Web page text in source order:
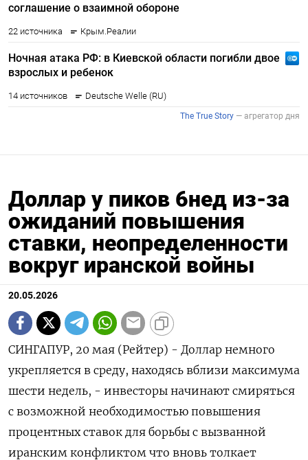
Доллар у пиков 6нед из-за
ожиданий повышения
ставки, неопределенности
вокруг иранской войны
20.05.2026
СИНГАПУР, 20 мая (Рейтер) - Доллар немного
укрепляется в среду, находясь вблизи максимума
шести недель, - инвесторы начинают смиряться
с возможной необходимостью повышения
процентных ставок для борьбы с вызванной
‌иранским конфликтом что вновь толкает